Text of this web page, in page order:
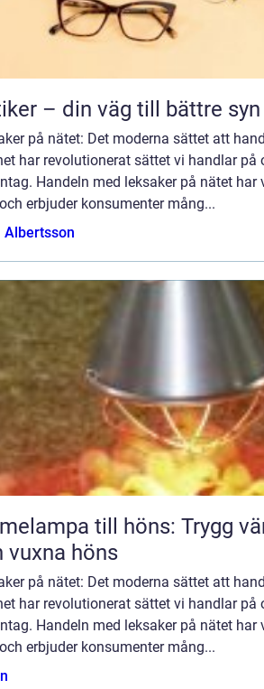
– din väg till bättre
på nätet: Det moderna sättet att
har revolutionerat sättet vi handlar på
Handeln med leksaker på nätet
erbjuder konsumenter mång...
Albertsson
till höns: Trygg
vuxna höns
på nätet: Det moderna sättet att
har revolutionerat sättet vi handlar på
Handeln med leksaker på nätet
erbjuder konsumenter mång...